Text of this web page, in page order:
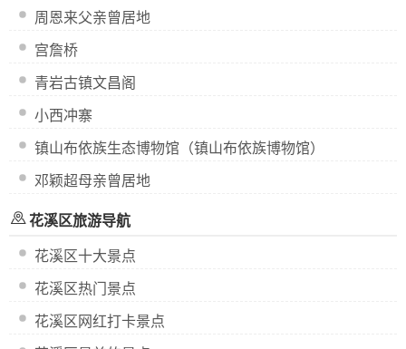
周恩来父亲曾居地
宫詹桥
青岩古镇文昌阁
小西冲寨
镇山布依族生态博物馆（镇山布依族博物馆）
邓颖超母亲曾居地
花溪区旅游导航
花溪区十大景点
花溪区热门景点
花溪区网红打卡景点